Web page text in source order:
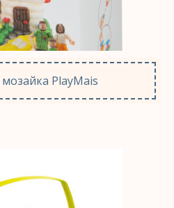
мозайка PlayMais